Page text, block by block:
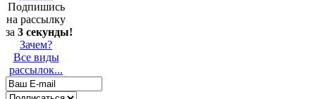
Подпишись
на рассылку
за 3 секунды!
Зачем?
Все виды
рассылок...